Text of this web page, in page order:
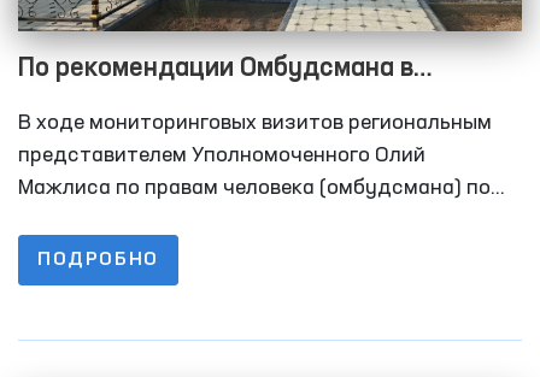
По рекомендации Омбудсмана в
колонии-поселении №40
Сырдарьинской области для
осуждённых построены комнаты для
В ходе мониторинговых визитов региональным
представителем Уполномоченного Олий
Мажлиса по правам человека (омбудсмана) по
№40 было выявлено отсутствие для осуждённых
помещений для длительных свиданий.
ПОДРОБНО